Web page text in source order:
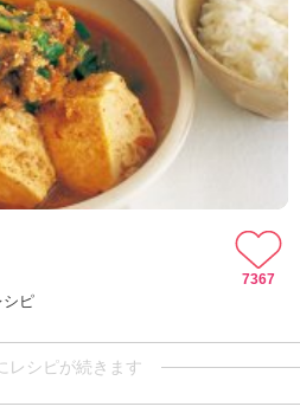
シピ
7367
レシピが続きます